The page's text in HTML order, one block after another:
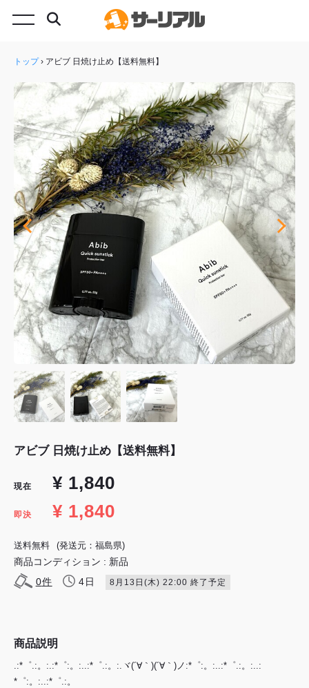
トップ› アビブ 日焼け止め【送料無料】
アビブ 日焼け止め【送料無料】
現在 ¥ 1,840
即決 ¥ 1,840
送料無料 (発送元：福島県)
商品コンディション : 新品
0件 4日 8月13日(木) 22:00 終了予定
商品説明
.:*゜.:。:.:*゜:。:..:*゜.:。:.ヾ(´∀｀)(´∀｀)ノ:*゜:。:..:*゜.:。:..:
*゜:。:..:*゜.:。